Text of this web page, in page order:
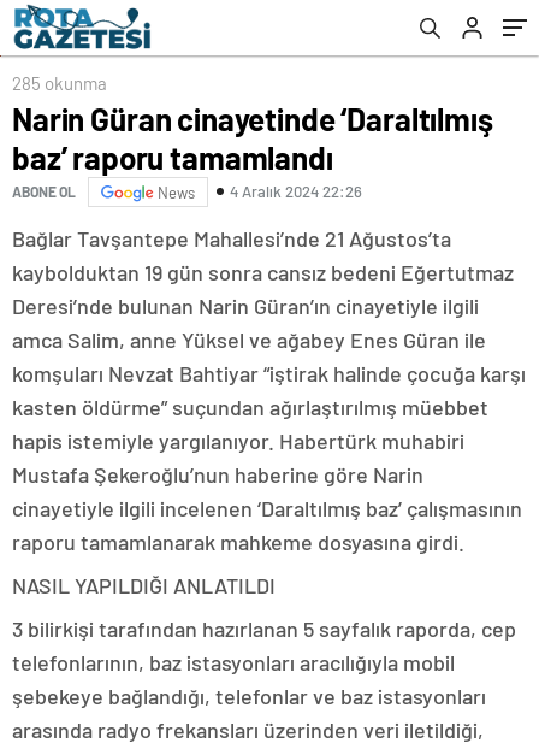
285 okunma
Narin Güran cinayetinde ‘Daraltılmış
baz’ raporu tamamlandı
ABONE OL News 4 Aralık 2024 22:26
Bağlar Tavşantepe Mahallesi’nde 21 Ağustos’ta
kaybolduktan 19 gün sonra cansız bedeni Eğertutmaz
Deresi’nde bulunan Narin Güran’ın cinayetiyle ilgili
amca Salim, anne Yüksel ve ağabey Enes Güran ile
komşuları Nevzat Bahtiyar “iştirak halinde çocuğa karşı
kasten öldürme” suçundan ağırlaştırılmış müebbet
hapis istemiyle yargılanıyor. Habertürk muhabiri
Mustafa Şekeroğlu’nun haberine göre Narin
cinayetiyle ilgili incelenen ‘Daraltılmış baz’ çalışmasının
raporu tamamlanarak mahkeme dosyasına girdi.
NASIL YAPILDIĞI ANLATILDI
3 bilirkişi tarafından hazırlanan 5 sayfalık raporda, cep
telefonlarının, baz istasyonları aracılığıyla mobil
şebekeye bağlandığı, telefonlar ve baz istasyonları
arasında radyo frekansları üzerinden veri iletildiği,